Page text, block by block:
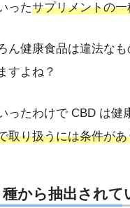
ったサプリメントの一
ん健康食品は違法な
すよね？
ったわけで CBD は健
取り扱うには条件が
から抽出されて